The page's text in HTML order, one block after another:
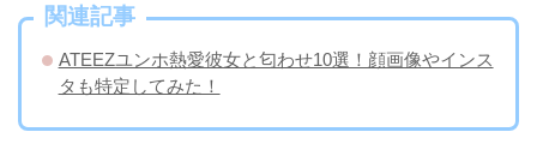
関連記事
ATEEZユンホ熱愛彼女と匂わせ10選！顔画像やインス
タも特定してみた！